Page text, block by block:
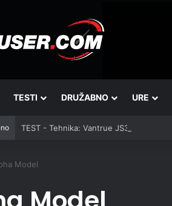
TESTI DRUŽABNO URE
TEST - Tehnika: Vantrue JS3
Model